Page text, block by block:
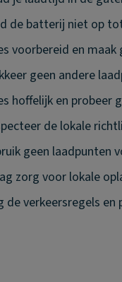
de batterij niet op
voorbereid en
geen andere
hoffelijk en probeer
de lokale
geen laadpunten
zorg voor lokale
de verkeersregels